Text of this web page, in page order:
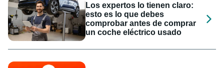
Los expertos lo tienen claro:
esto es lo que debes
comprobar antes de comprar
un coche eléctrico usado